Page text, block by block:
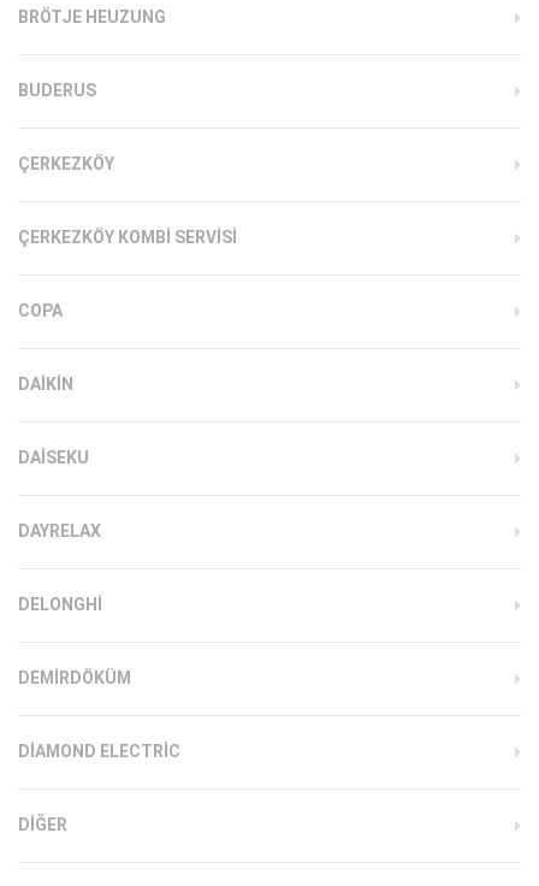
BRÖTJE HEUZUNG
BUDERUS
ÇERKEZKÖY
ÇERKEZKÖY KOMBI SERVISI
COPA
DAIKIN
DAISEKU
DAYRELAX
DELONGHI
DEMIRDÖKÜM
DIAMOND ELECTRIC
DIĞER